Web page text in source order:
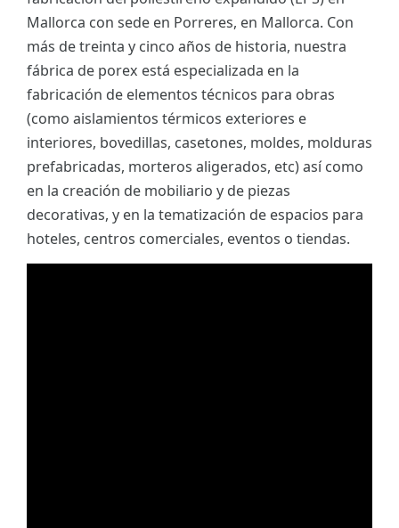
Mallorca con sede en Porreres, en Mallorca. Con
más de treinta y cinco años de historia, nuestra
fábrica de porex está especializada en la
fabricación de elementos técnicos para obras
(como aislamientos térmicos exteriores e
interiores, bovedillas, casetones, moldes, molduras
prefabricadas, morteros aligerados, etc) así como
en la creación de mobiliario y de piezas
decorativas, y en la tematización de espacios para
hoteles, centros comerciales, eventos o tiendas.